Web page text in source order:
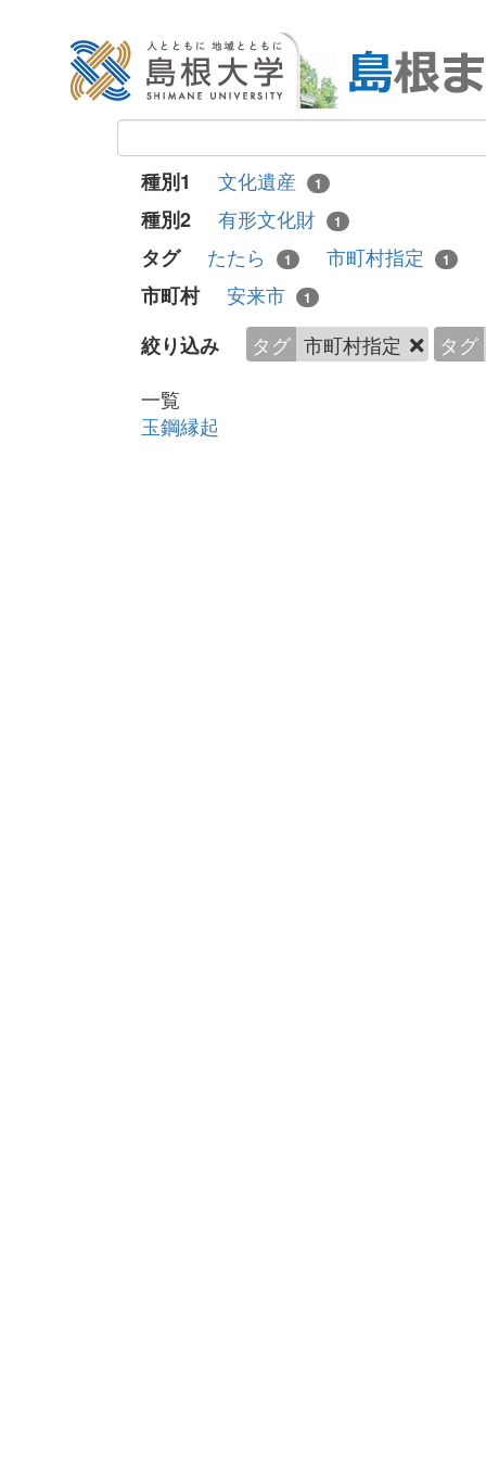
種別1 文化遺産 1
種別2 有形文化財 1
タグ たたら 1 市町村指定 1
市町村
安来市 1
絞り込み タグ 市町村指定
タグ
一覧
玉鋼縁起